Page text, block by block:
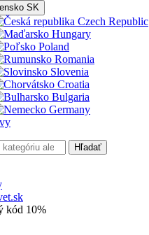
SK
Czech Republic
Hungary
Poland
Romania
Slovenia
Croatia
Bulgaria
Germany
Hľadať
kód 10%